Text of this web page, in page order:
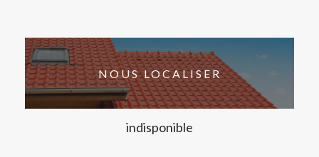
NOUS LOCALISER
indisponible